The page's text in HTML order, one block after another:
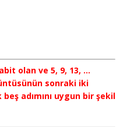
olan ve 5, 9, 13, …
sonraki iki
adımını uygun bir şekil